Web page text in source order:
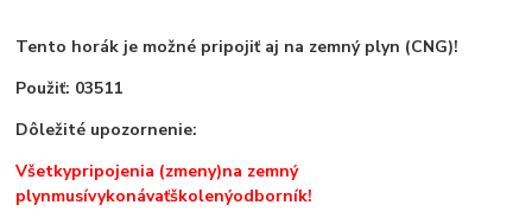
Tento horák je možné pripojiť aj na zemný plyn (CNG)!
Použiť: 03511
Dôležité upozornenie:
Všetkypripojenia (zmeny)na zemný
plynmusívykonávaťškolenýodborník!